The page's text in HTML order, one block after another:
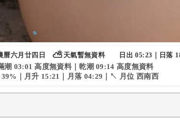
曆六月廿四日 ⛅天氣暫無資料 日出 05:23｜日落
潮 03:01 高度無資料｜乾潮 09:14 高度無資料
39%｜月升 15:21｜月落 04:29｜↖ 月位 西南西